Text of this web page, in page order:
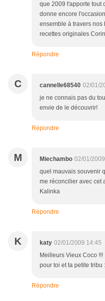
que 2009 t'apporte tout
donne encore
ensemble à travers nos
recettes originales
Répondre
C cannelle68540 02/01/
je ne connais pas du
envie de le découvrir!
Répondre
M Miechambo 02/01/
quel mauvais souvenir
me réconcilier avec cet
Kalinka
Répondre
K katy 02/01/2009 14:45
Meilleurs Vieux Coco
pour toi et ta petite tribu
Répondre